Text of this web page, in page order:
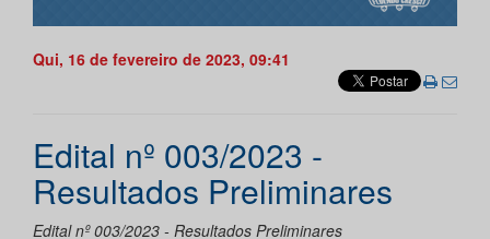
Qui, 16 de fevereiro de 2023, 09:41
Edital nº 003/2023 -
Resultados Preliminares
Edital nº 003/2023 - Resultados Preliminares